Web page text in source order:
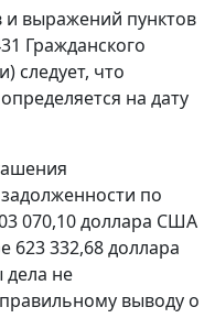
и выражений пунктов
Гражданского
следует, что
на дату
по
070,10 доллара США
623 332,68 доллара
не
выводу о